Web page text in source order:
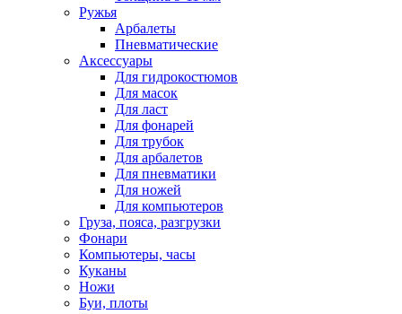
Ружья
Арбалеты
Пневматические
Аксессуары
Для гидрокостюмов
Для масок
Для ласт
Для фонарей
Для трубок
Для арбалетов
Для пневматики
Для ножей
Для компьютеров
Груза, пояса, разгрузки
Фонари
Компьютеры, часы
Куканы
Ножи
Буи, плоты